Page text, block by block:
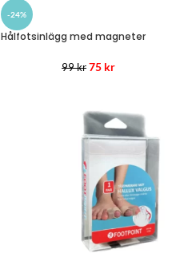
-24%
Hålfotsinlägg med magneter
99kr 75 kr